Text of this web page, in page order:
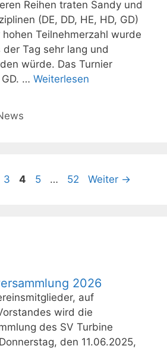
Reihen traten Sandy und
(DE, DD, HE, HD, GD)
Teilnehmerzahl wurde
Tag sehr lang und
würde. Das Turnier
… Weiterlesen
Seite
3 Seite
4 Seite
5 … Seite
52 Weiter →
2026
auf
wird die
des SV Turbine
den 11.06.2025,